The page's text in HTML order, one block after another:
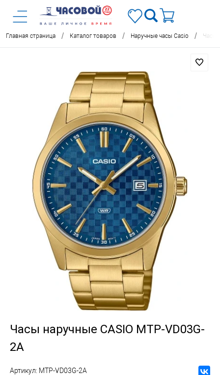
Главная страница / Каталог товаров / Наручные часы Casio / Часы
Часы наручные CASIO MTP-VD03G-
2A
Артикул: MTP-VD03G-2A